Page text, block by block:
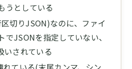
うとしている
切りJSON)なのに、ファイ
でJSONを指定していない、
いされている